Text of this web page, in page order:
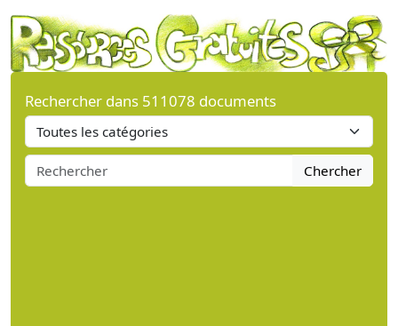
Rechercher dans 511078 documents
Chercher